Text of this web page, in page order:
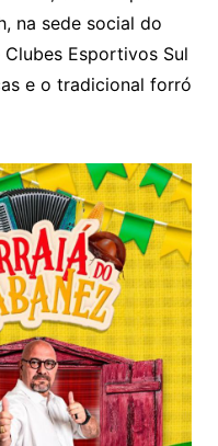
na sede social do
Esportivos Sul
e o tradicional forró